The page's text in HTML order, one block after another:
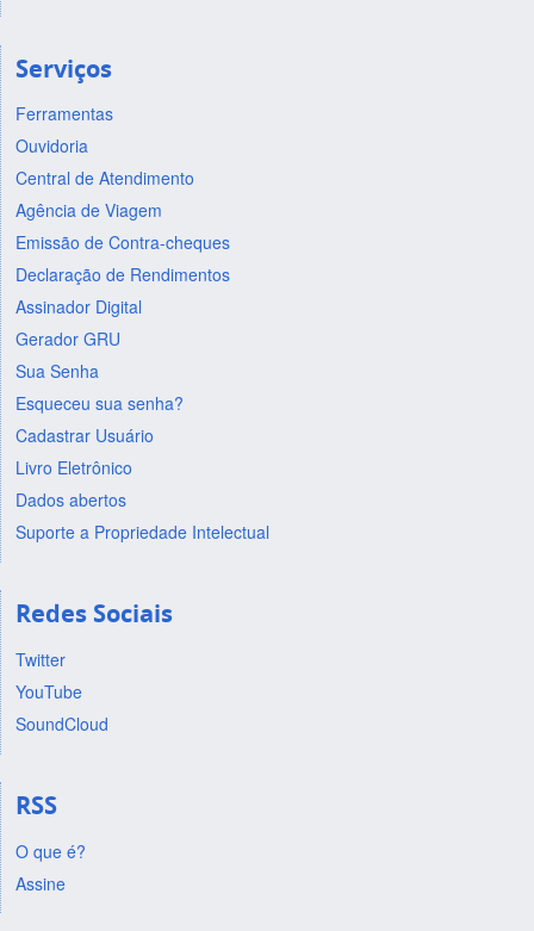
Serviços
Ferramentas
Ouvidoria
Central de Atendimento
Agência de Viagem
Emissão de Contra-cheques
Declaração de Rendimentos
Assinador Digital
Gerador GRU
Sua Senha
Esqueceu sua senha?
Cadastrar Usuário
Livro Eletrônico
Dados abertos
Suporte a Propriedade Intelectual
Redes Sociais
Twitter
YouTube
SoundCloud
RSS
O que é?
Assine